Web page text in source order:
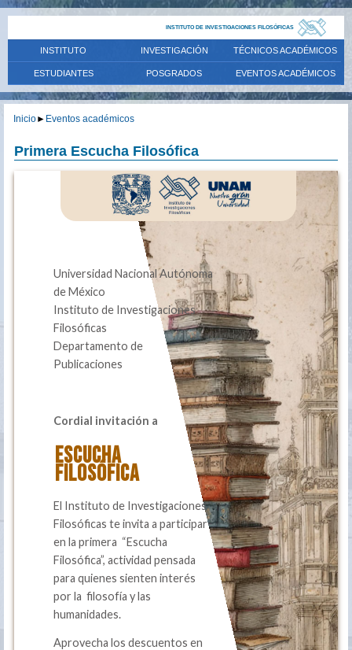
INSTITUTO DE INVESTIGACIONES FILOSÓFICAS
INSTITUTO INVESTIGACIÓN TÉCNICOS ACADÉMICOS
ESTUDIANTES POSGRADOS EVENTOS ACADÉMICOS
Inicio► Eventos académicos
Primera Escucha Filosófica
Universidad Nacional Autónoma
de México
Instituto de Investigaciones
Filosóficas
Departamento de
Publicaciones
Cordial invitación a
ESCUCHA
FILOSÓFICA
El Instituto de Investigaciones
Filosóficas te invita a participar
en la primera “Escucha
Filosófica”, actividad pensada
para quienes sienten interés
por la filosofía y las
humanidades.
Aprovecha los descuentos en